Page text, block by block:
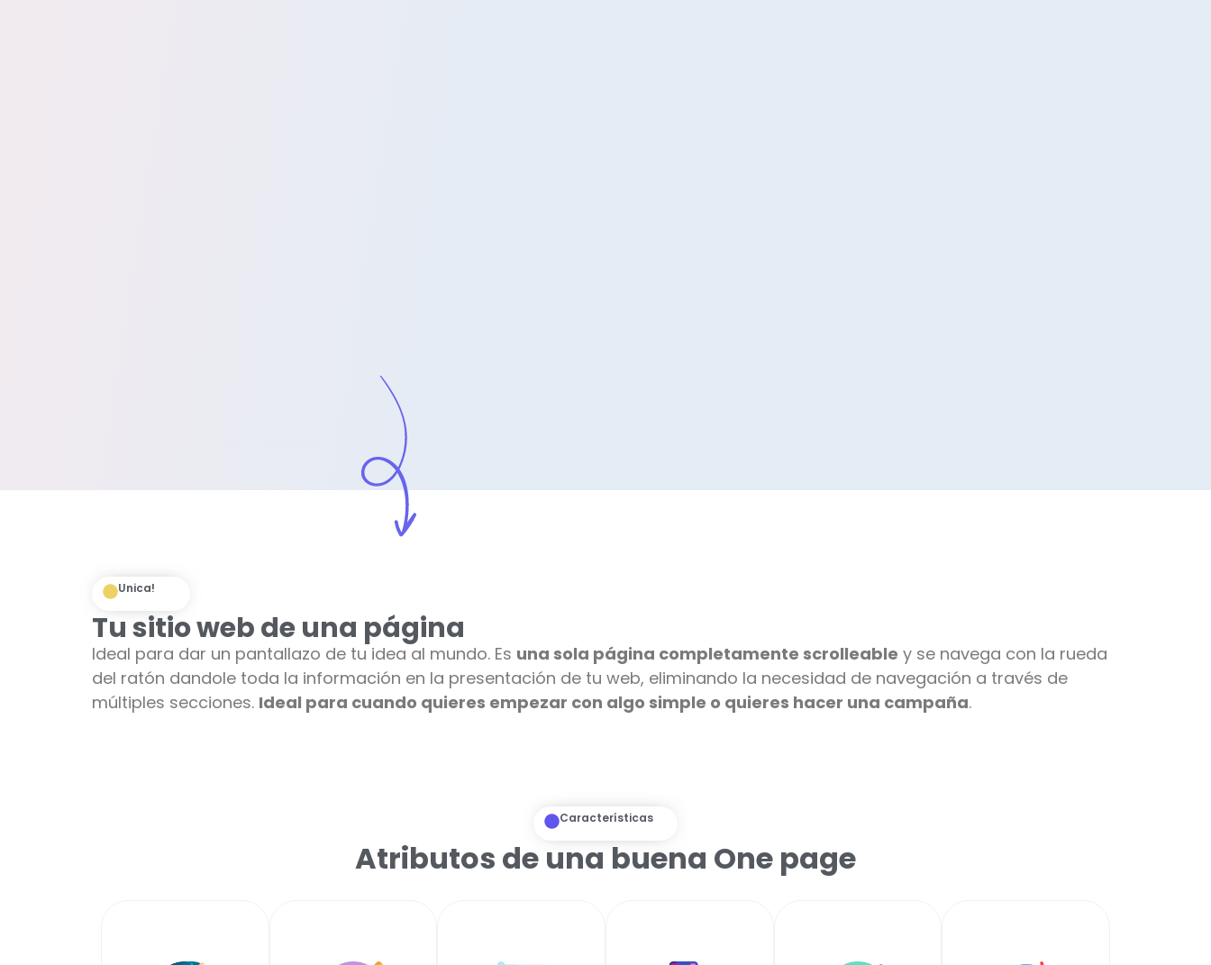
Unica!
Tu sitio web de una página
Ideal para dar un pantallazo de tu idea al mundo. Es una sola página completamente scrolleable y se navega con la rueda
del ratón dandole toda la información en la presentación de tu web, eliminando la necesidad de navegación a través de
múltiples secciones. Ideal para cuando quieres empezar con algo simple o quieres hacer una campaña.
Características
Atributos de una buena One page